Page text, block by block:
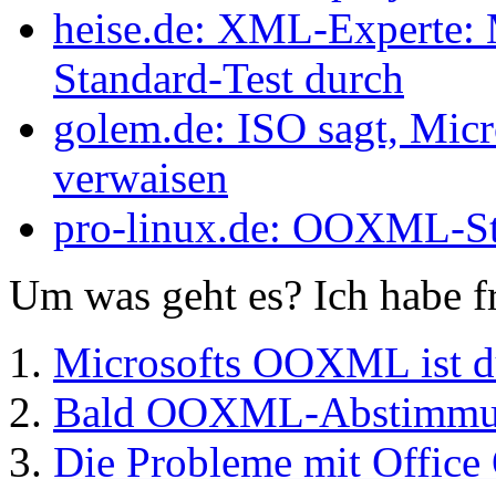
heise.de: XML-
Standard-Test durch
golem.de: ISO sagt,
verwaisen
pro-linux.de: OOXML-
Um was geht es? Ich habe
Microsofts OOXML ist
Bald OOXML-
Die Probleme mit